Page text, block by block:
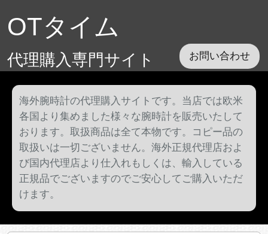
OTタイム
代理購入専門サイト お問い合わせ
海外腕時計の代理購入サイトです。当店では欧米
各国より集めました様々な腕時計を販売いたして
おります。取扱商品は全て本物です。コピー品の
取扱いは一切ございません。海外正規代理店およ
び国内代理店より仕入れもしくは、輸入している
正規品でございますのでご安心してご購入いただ
けます。